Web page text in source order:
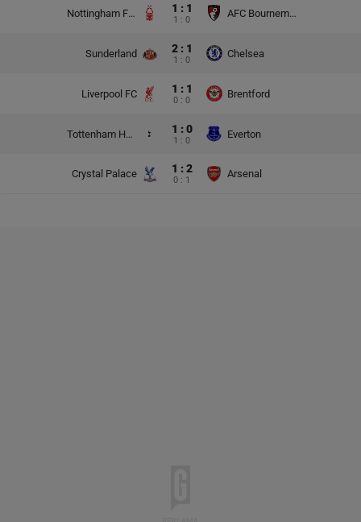
Nottingham Forest 1 : 1
1 : 0
AFC Bournemouth
Sunderland 2 : 1
1 : 0
Chelsea
Liverpool FC 1 : 1
0 : 0
Brentford
Tottenham Hotspur 1 : 0
1 : 0
Everton
Crystal Palace 1 : 2
0 : 1
Arsenal